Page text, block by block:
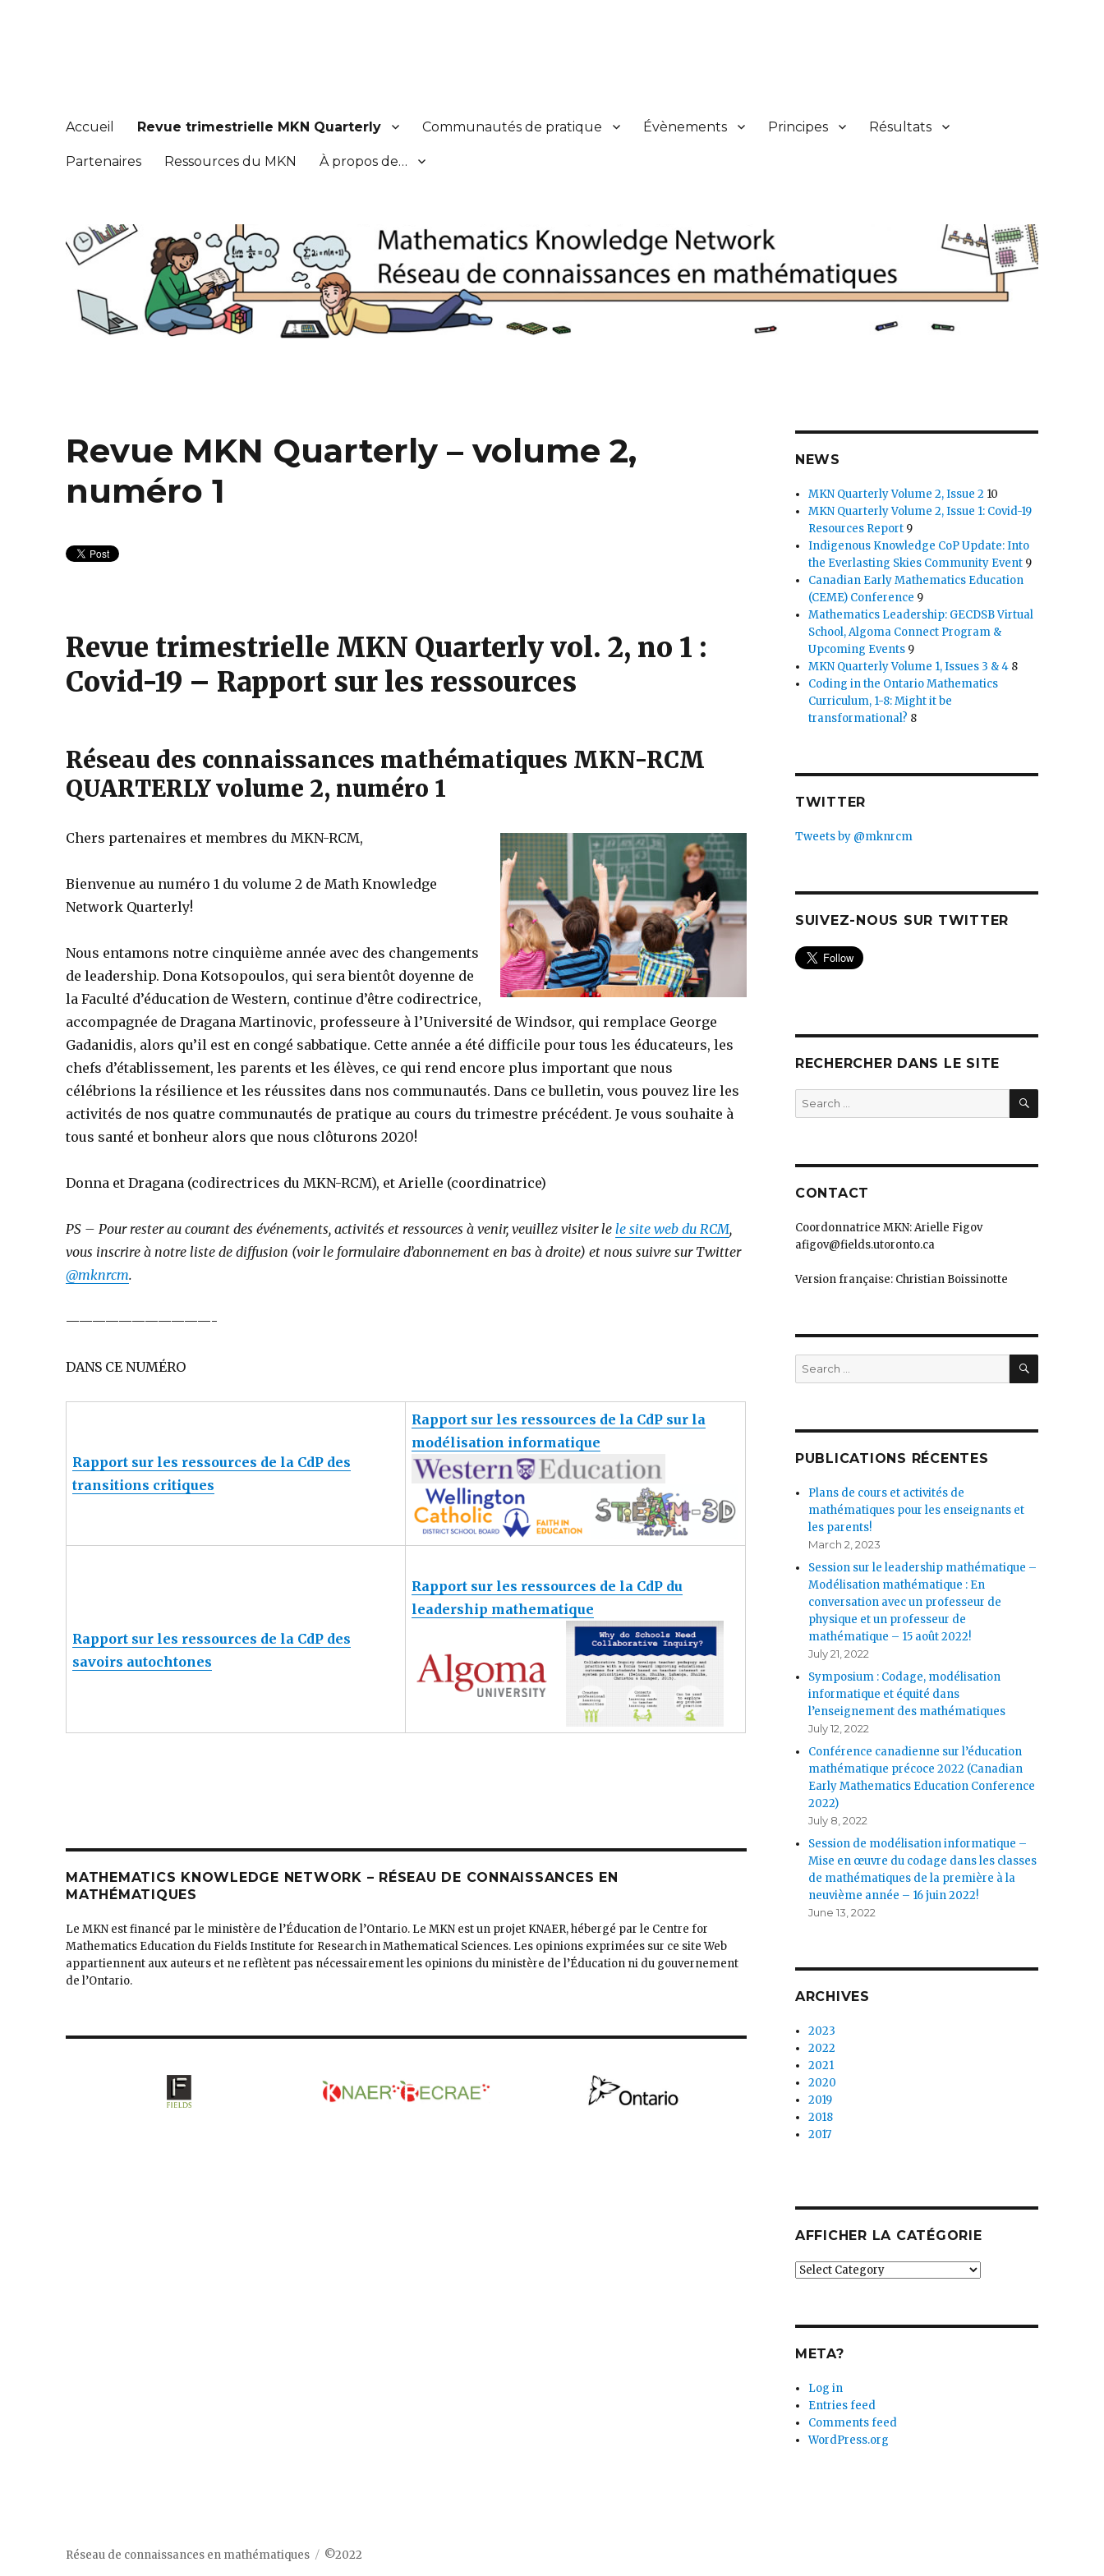
Accueil Revue trimestrielle MKN Quarterly Communautés de pratique Évènements Principes Résultats
Partenaires Ressources du MKN À propos de…
Revue MKN Quarterly – volume 2,
numéro 1
Revue trimestrielle MKN Quarterly vol. 2, no 1 :
Covid-19 – Rapport sur les ressources
Réseau des connaissances mathématiques MKN-RCM
QUARTERLY volume 2, numéro 1
Chers partenaires et membres du MKN-RCM,
Bienvenue au numéro 1 du volume 2 de Math Knowledge
Network Quarterly!
Nous entamons notre cinquième année avec des changements
de leadership. Dona Kotsopoulos, qui sera bientôt doyenne de
la Faculté d’éducation de Western, continue d’être codirectrice,
accompagnée de Dragana Martinovic, professeure à l’Université de Windsor, qui remplace George
Gadanidis, alors qu’il est en congé sabbatique. Cette année a été difficile pour tous les éducateurs, les
chefs d’établissement, les parents et les élèves, ce qui rend encore plus important que nous
célébrions la résilience et les réussites dans nos communautés. Dans ce bulletin, vous pouvez lire les
activités de nos quatre communautés de pratique au cours du trimestre précédent. Je vous souhaite à
tous santé et bonheur alors que nous clôturons 2020!
Donna et Dragana (codirectrices du MKN-RCM), et Arielle (coordinatrice)
PS – Pour rester au courant des événements, activités et ressources à venir, veuillez visiter lele site web du RCM,
vous inscrire à notre liste de diffusion (voir le formulaire d’abonnement en bas à droite) et nous suivre sur Twitter
@mknrcm.
———————————-
DANS CE NUMÉRO
Rapport sur les ressources de la CdP des
transitions critiques
Rapport sur les ressources de la CdP sur la
modélisation informatique
Rapport sur les ressources de la CdP des
savoirs autochtones
Rapport sur les ressources de la CdP du
leadership mathematique
MATHEMATICS KNOWLEDGE NETWORK – RÉSEAU DE CONNAISSANCES EN
MATHÉMATIQUES
Le MKN est financé par le ministère de l’Éducation de l’Ontario. Le MKN est un projet KNAER, hébergé par le Centre for
Mathematics Education du Fields Institute for Research in Mathematical Sciences. Les opinions exprimées sur ce site Web
appartiennent aux auteurs et ne reflètent pas nécessairement les opinions du ministère de l’Éducation ni du gouvernement
de l’Ontario.
NEWS
MKN Quarterly Volume 2, Issue 2 10
MKN Quarterly Volume 2, Issue 1: Covid-19
Resources Report 9
Indigenous Knowledge CoP Update: Into
the Everlasting Skies Community Event 9
Canadian Early Mathematics Education
(CEME) Conference 9
Mathematics Leadership: GECDSB Virtual
School, Algoma Connect Program &
Upcoming Events 9
MKN Quarterly Volume 1, Issues 3 & 4 8
Coding in the Ontario Mathematics
Curriculum, 1-8: Might it be
transformational? 8
TWITTER
Tweets by @mknrcm
SUIVEZ-NOUS SUR TWITTER
RECHERCHER DANS LE SITE
Search
for:
SEARCH
CONTACT
Coordonnatrice MKN: Arielle Figov
afigov@fields.utoronto.ca
Version française: Christian Boissinotte
Search
for:
SEARCH
PUBLICATIONS RÉCENTES
Plans de cours et activités de
mathématiques pour les enseignants et
les parents!
March 2, 2023
Session sur le leadership mathématique –
Modélisation mathématique : En
conversation avec un professeur de
physique et un professeur de
mathématique – 15 août 2022!
July 21, 2022
Symposium : Codage, modélisation
informatique et équité dans
l’enseignement des mathématiques
July 12, 2022
Conférence canadienne sur l’éducation
mathématique précoce 2022 (Canadian
Early Mathematics Education Conference
2022)
July 8, 2022
Session de modélisation informatique –
Mise en œuvre du codage dans les classes
de mathématiques de la première à la
neuvième année – 16 juin 2022!
June 13, 2022
ARCHIVES
2023
2022
2021
2020
2019
2018
2017
AFFICHER LA CATÉGORIE
Afficher
META?
Log in
Entries feed
Comments feed
WordPress.org
Réseau de connaissances en mathématiques ©2022